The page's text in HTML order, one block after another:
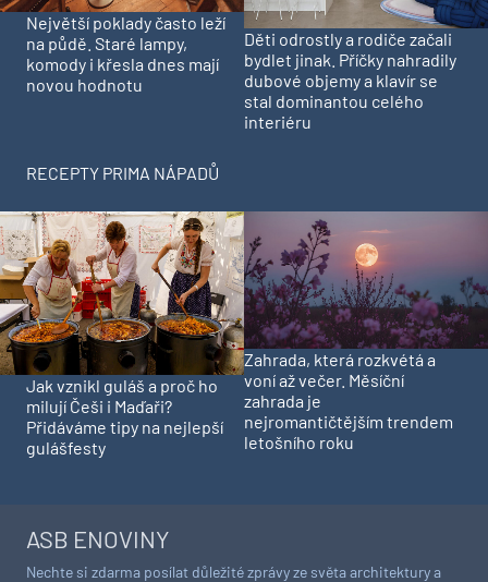
Největší poklady často leží
na půdě. Staré lampy,
komody i křesla dnes mají
novou hodnotu
Děti odrostly a rodiče začali
bydlet jinak. Příčky nahradily
dubové objemy a klavír se
stal dominantou celého
interiéru
RECEPTY PRIMA NÁPADŮ
Jak vznikl guláš a proč ho
milují Češi i Maďaři?
Přidáváme tipy na nejlepší
gulášfesty
Zahrada, která rozkvétá a
voní až večer. Měsíční
zahrada je
nejromantičtějším trendem
letošního roku
ASB ENOVINY
Nechte si zdarma posílat důležité zprávy ze světa architektury a